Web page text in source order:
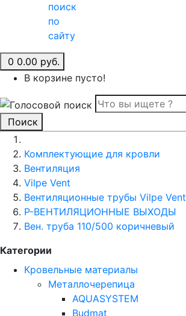
поиск
по
сайту
0 0.00 руб.
В корзине пусто!
Поиск
Комплектующие для кровли
Вентиляция
Vilpe Vent
Вентиляционные трубы Vilpe Vent
P-ВЕНТИЛЯЦИОННЫЕ ВЫХОДЫ
Вен. труба 110/500 коричневый
Категории
Кровельные материалы
Металлочерепица
AQUASYSTEM
Budmat